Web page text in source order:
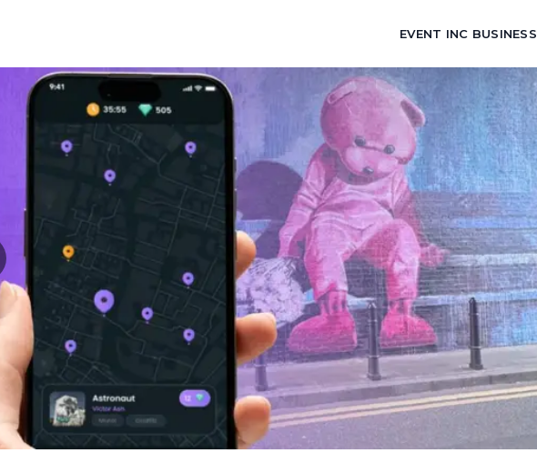
EVENT INC BUSINESS